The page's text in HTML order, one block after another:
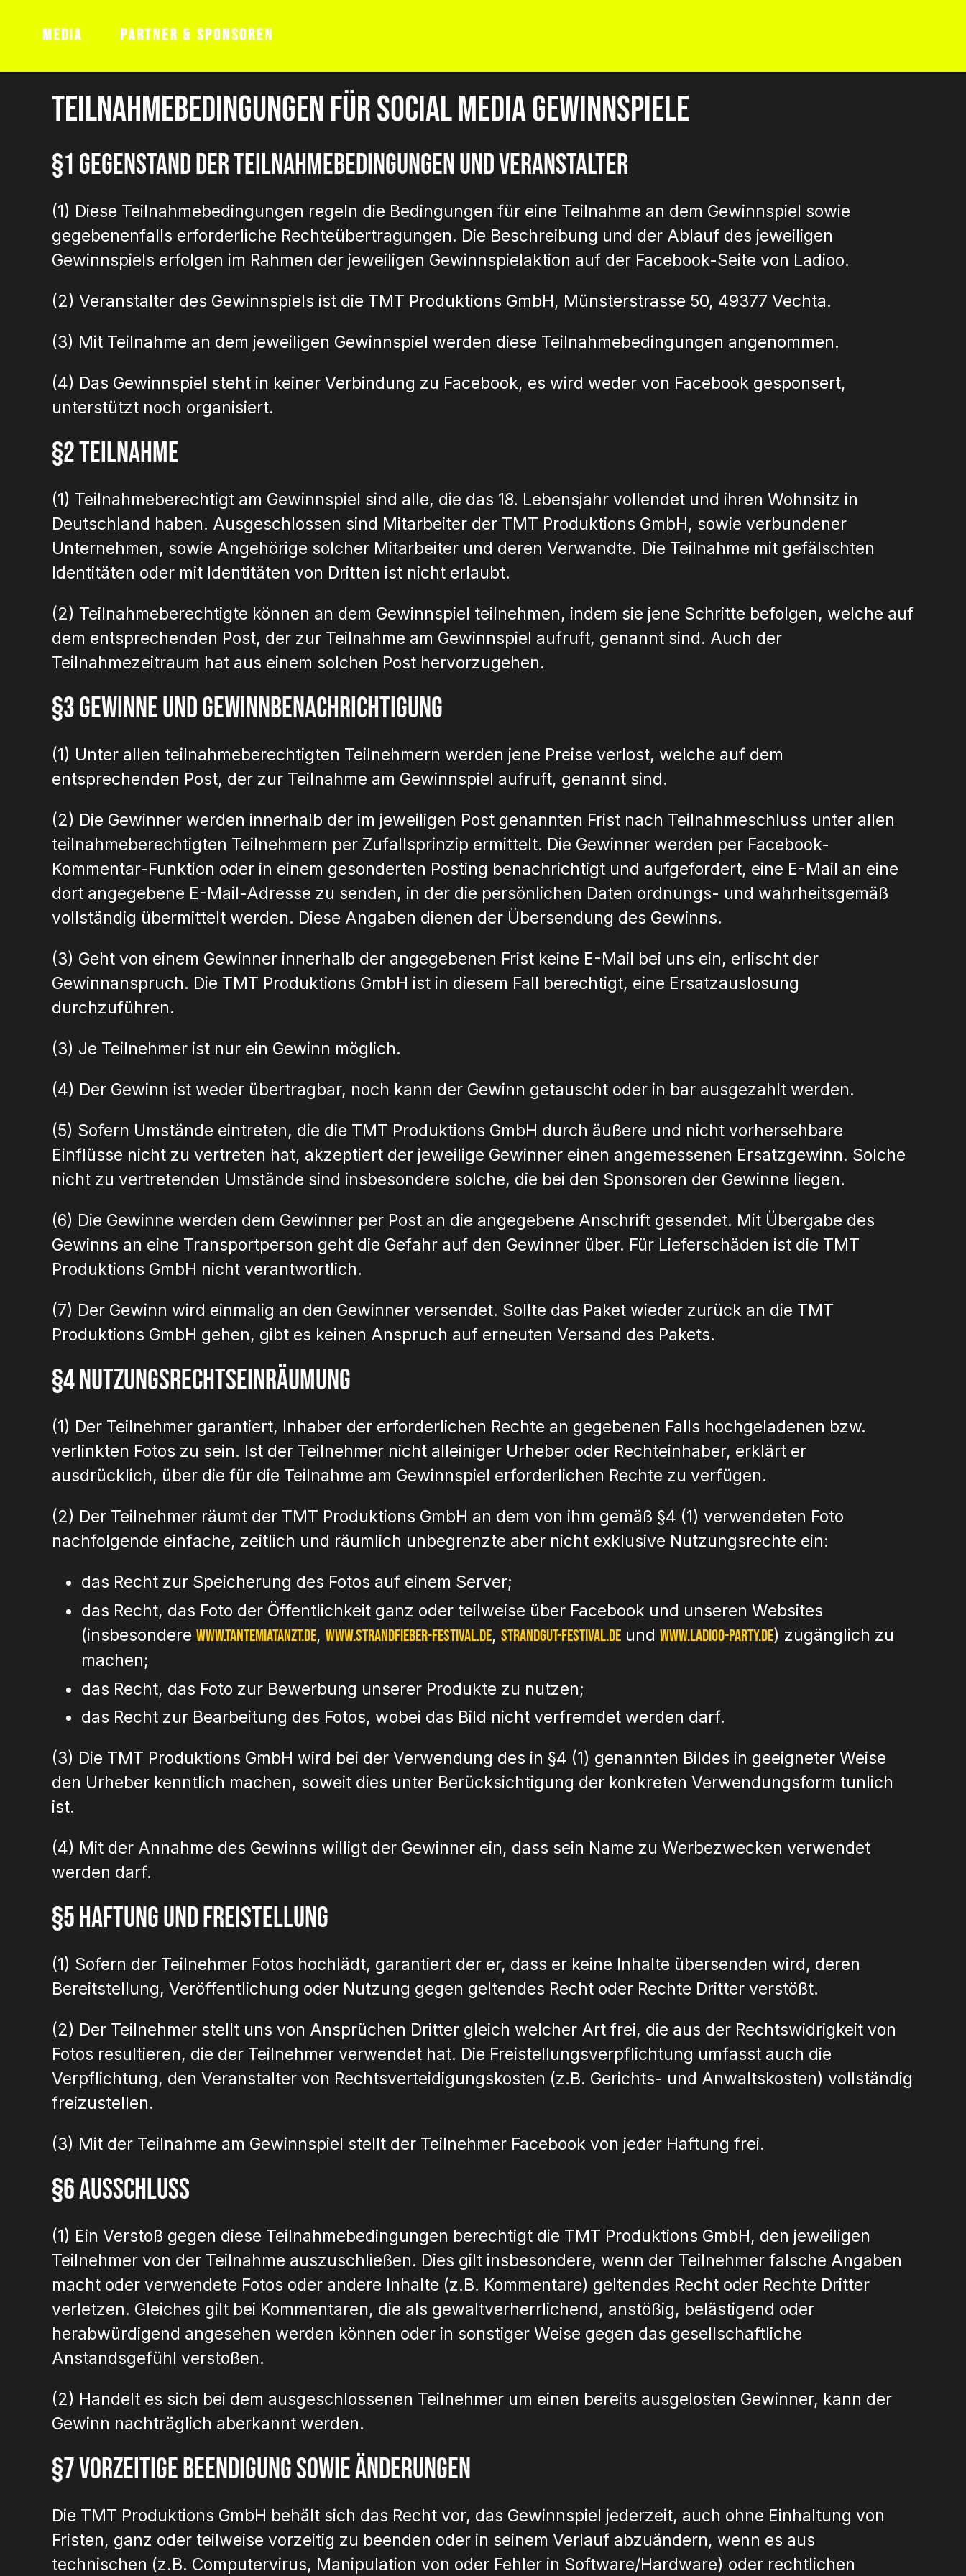
08.05.2027
MEDIA PARTNER & SPONSOREN
Teilnahmebedingungen für Social Media Gewinnspiele
§1 Gegenstand der Teilnahmebedingungen und Veranstalter
(1) Diese Teilnahmebedingungen regeln die Bedingungen für eine Teilnahme an dem Gewinnspiel sowie
gegebenenfalls erforderliche Rechteübertragungen. Die Beschreibung und der Ablauf des jeweiligen
Gewinnspiels erfolgen im Rahmen der jeweiligen Gewinnspielaktion auf der Facebook-Seite von Ladioo.
(2) Veranstalter des Gewinnspiels ist die TMT Produktions GmbH, Münsterstrasse 50, 49377 Vechta.
(3) Mit Teilnahme an dem jeweiligen Gewinnspiel werden diese Teilnahmebedingungen angenommen.
(4) Das Gewinnspiel steht in keiner Verbindung zu Facebook, es wird weder von Facebook gesponsert,
unterstützt noch organisiert.
§2 Teilnahme
(1) Teilnahmeberechtigt am Gewinnspiel sind alle, die das 18. Lebensjahr vollendet und ihren Wohnsitz in
Deutschland haben. Ausgeschlossen sind Mitarbeiter der TMT Produktions GmbH, sowie verbundener
Unternehmen, sowie Angehörige solcher Mitarbeiter und deren Verwandte. Die Teilnahme mit gefälschten
Identitäten oder mit Identitäten von Dritten ist nicht erlaubt.
(2) Teilnahmeberechtigte können an dem Gewinnspiel teilnehmen, indem sie jene Schritte befolgen, welche auf
dem entsprechenden Post, der zur Teilnahme am Gewinnspiel aufruft, genannt sind. Auch der
Teilnahmezeitraum hat aus einem solchen Post hervorzugehen.
§3 Gewinne und Gewinnbenachrichtigung
(1) Unter allen teilnahmeberechtigten Teilnehmern werden jene Preise verlost, welche auf dem
entsprechenden Post, der zur Teilnahme am Gewinnspiel aufruft, genannt sind.
(2) Die Gewinner werden innerhalb der im jeweiligen Post genannten Frist nach Teilnahmeschluss unter allen
teilnahmeberechtigten Teilnehmern per Zufallsprinzip ermittelt. Die Gewinner werden per Facebook-
Kommentar-Funktion oder in einem gesonderten Posting benachrichtigt und aufgefordert, eine E-Mail an eine
dort angegebene E-Mail-Adresse zu senden, in der die persönlichen Daten ordnungs- und wahrheitsgemäß
vollständig übermittelt werden. Diese Angaben dienen der Übersendung des Gewinns.
(3) Geht von einem Gewinner innerhalb der angegebenen Frist keine E-Mail bei uns ein, erlischt der
Gewinnanspruch. Die TMT Produktions GmbH ist in diesem Fall berechtigt, eine Ersatzauslosung
durchzuführen.
(3) Je Teilnehmer ist nur ein Gewinn möglich.
(4) Der Gewinn ist weder übertragbar, noch kann der Gewinn getauscht oder in bar ausgezahlt werden.
(5) Sofern Umstände eintreten, die die TMT Produktions GmbH durch äußere und nicht vorhersehbare
Einflüsse nicht zu vertreten hat, akzeptiert der jeweilige Gewinner einen angemessenen Ersatzgewinn. Solche
nicht zu vertretenden Umstände sind insbesondere solche, die bei den Sponsoren der Gewinne liegen.
(6) Die Gewinne werden dem Gewinner per Post an die angegebene Anschrift gesendet. Mit Übergabe des
Gewinns an eine Transportperson geht die Gefahr auf den Gewinner über. Für Lieferschäden ist die TMT
Produktions GmbH nicht verantwortlich.
(7) Der Gewinn wird einmalig an den Gewinner versendet. Sollte das Paket wieder zurück an die TMT
Produktions GmbH gehen, gibt es keinen Anspruch auf erneuten Versand des Pakets.
§4 Nutzungsrechtseinräumung
(1) Der Teilnehmer garantiert, Inhaber der erforderlichen Rechte an gegebenen Falls hochgeladenen bzw.
verlinkten Fotos zu sein. Ist der Teilnehmer nicht alleiniger Urheber oder Rechteinhaber, erklärt er
ausdrücklich, über die für die Teilnahme am Gewinnspiel erforderlichen Rechte zu verfügen.
(2) Der Teilnehmer räumt der TMT Produktions GmbH an dem von ihm gemäß §4 (1) verwendeten Foto
nachfolgende einfache, zeitlich und räumlich unbegrenzte aber nicht exklusive Nutzungsrechte ein:
das Recht zur Speicherung des Fotos auf einem Server;
das Recht, das Foto der Öffentlichkeit ganz oder teilweise über Facebook und unseren Websites
(insbesonderewww.tantemiatanzt.de,www.strandfieber-festival.de,strandgut-festival.de undwww.ladioo-party.de) zugänglich zu
machen;
das Recht, das Foto zur Bewerbung unserer Produkte zu nutzen;
das Recht zur Bearbeitung des Fotos, wobei das Bild nicht verfremdet werden darf.
(3) Die TMT Produktions GmbH wird bei der Verwendung des in §4 (1) genannten Bildes in geeigneter Weise
den Urheber kenntlich machen, soweit dies unter Berücksichtigung der konkreten Verwendungsform tunlich
ist.
(4) Mit der Annahme des Gewinns willigt der Gewinner ein, dass sein Name zu Werbezwecken verwendet
werden darf.
§5 Haftung und Freistellung
(1) Sofern der Teilnehmer Fotos hochlädt, garantiert der er, dass er keine Inhalte übersenden wird, deren
Bereitstellung, Veröffentlichung oder Nutzung gegen geltendes Recht oder Rechte Dritter verstößt.
(2) Der Teilnehmer stellt uns von Ansprüchen Dritter gleich welcher Art frei, die aus der Rechtswidrigkeit von
Fotos resultieren, die der Teilnehmer verwendet hat. Die Freistellungsverpflichtung umfasst auch die
Verpflichtung, den Veranstalter von Rechtsverteidigungskosten (z.B. Gerichts- und Anwaltskosten) vollständig
freizustellen.
(3) Mit der Teilnahme am Gewinnspiel stellt der Teilnehmer Facebook von jeder Haftung frei.
§6 Ausschluss
(1) Ein Verstoß gegen diese Teilnahmebedingungen berechtigt die TMT Produktions GmbH, den jeweiligen
Teilnehmer von der Teilnahme auszuschließen. Dies gilt insbesondere, wenn der Teilnehmer falsche Angaben
macht oder verwendete Fotos oder andere Inhalte (z.B. Kommentare) geltendes Recht oder Rechte Dritter
verletzen. Gleiches gilt bei Kommentaren, die als gewaltverherrlichend, anstößig, belästigend oder
herabwürdigend angesehen werden können oder in sonstiger Weise gegen das gesellschaftliche
Anstandsgefühl verstoßen.
(2) Handelt es sich bei dem ausgeschlossenen Teilnehmer um einen bereits ausgelosten Gewinner, kann der
Gewinn nachträglich aberkannt werden.
§7 Vorzeitige Beendigung sowie Änderungen
Die TMT Produktions GmbH behält sich das Recht vor, das Gewinnspiel jederzeit, auch ohne Einhaltung von
Fristen, ganz oder teilweise vorzeitig zu beenden oder in seinem Verlauf abzuändern, wenn es aus
technischen (z.B. Computervirus, Manipulation von oder Fehler in Software/Hardware) oder rechtlichen